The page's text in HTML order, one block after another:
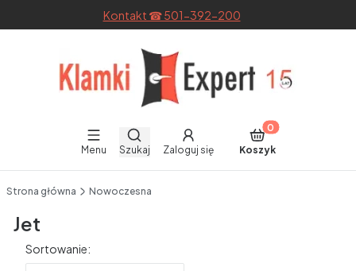
Kontakt ☎ 501-392-200
Menu
Otwórz wyszukiwarkę
Szukaj Zaloguj się
Produkty w
Koszyk
Strona główna Nowoczesna
Jet
Lista produktów
Sortowanie: